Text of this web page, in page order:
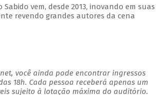
vem, desde 2013, inovando em suas
revendo grandes autores da cena
você ainda pode encontrar ingressos
18h. Cada pessoa receberá apenas um
sujeito à lotação máxima do auditório.